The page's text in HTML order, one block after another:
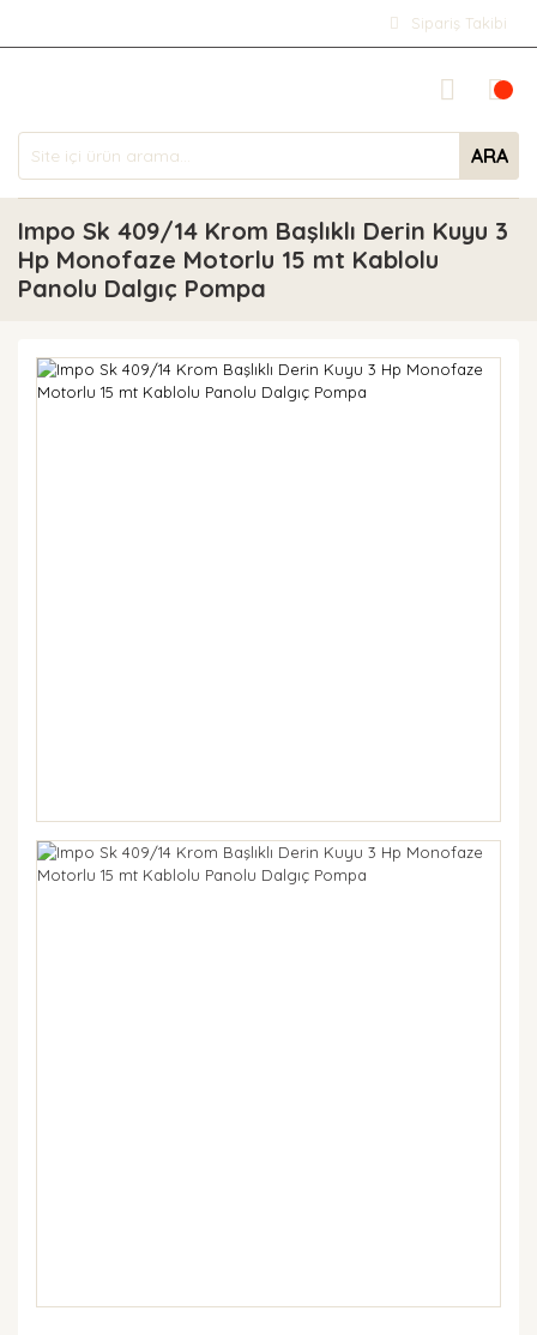
Sipariş Takibi
ARA
Impo Sk 409/14 Krom Başlıklı Derin Kuyu 3
Hp Monofaze Motorlu 15 mt Kablolu
Panolu Dalgıç Pompa